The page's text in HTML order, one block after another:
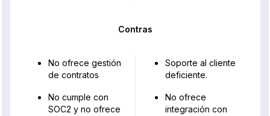
Contras
No ofrece gestión
de contratos
No cumple con
SOC2 y no ofrece
Soporte al cliente
deficiente.
No ofrece
integración con